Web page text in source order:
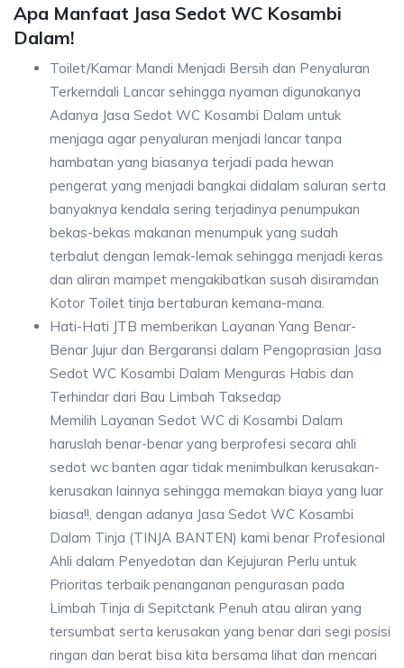
Apa Manfaat Jasa Sedot WC Kosambi
Dalam!
Toilet/Kamar Mandi Menjadi Bersih dan Penyaluran
Terkerndali Lancar sehingga nyaman digunakanya
Adanya Jasa Sedot WC Kosambi Dalam untuk
menjaga agar penyaluran menjadi lancar tanpa
hambatan yang biasanya terjadi pada hewan
pengerat yang menjadi bangkai didalam saluran serta
banyaknya kendala sering terjadinya penumpukan
bekas-bekas makanan menumpuk yang sudah
terbalut dengan lemak-lemak sehingga menjadi keras
dan aliran mampet mengakibatkan susah disiramdan
Kotor Toilet tinja bertaburan kemana-mana.
Hati-Hati JTB memberikan Layanan Yang Benar-
Benar Jujur dan Bergaransi dalam Pengoprasian Jasa
Sedot WC Kosambi Dalam Menguras Habis dan
Terhindar dari Bau Limbah Taksedap
Memilih Layanan Sedot WC di Kosambi Dalam
haruslah benar-benar yang berprofesi secara ahli
sedot wc banten agar tidak menimbulkan kerusakan-
kerusakan lainnya sehingga memakan biaya yang luar
biasa!!, dengan adanya Jasa Sedot WC Kosambi
Dalam Tinja (TINJA BANTEN) kami benar Profesional
Ahli dalam Penyedotan dan Kejujuran Perlu untuk
Prioritas terbaik penanganan pengurasan pada
Limbah Tinja di Sepitctank Penuh atau aliran yang
tersumbat serta kerusakan yang benar dari segi posisi
ringan dan berat bisa kita bersama lihat dan mencari